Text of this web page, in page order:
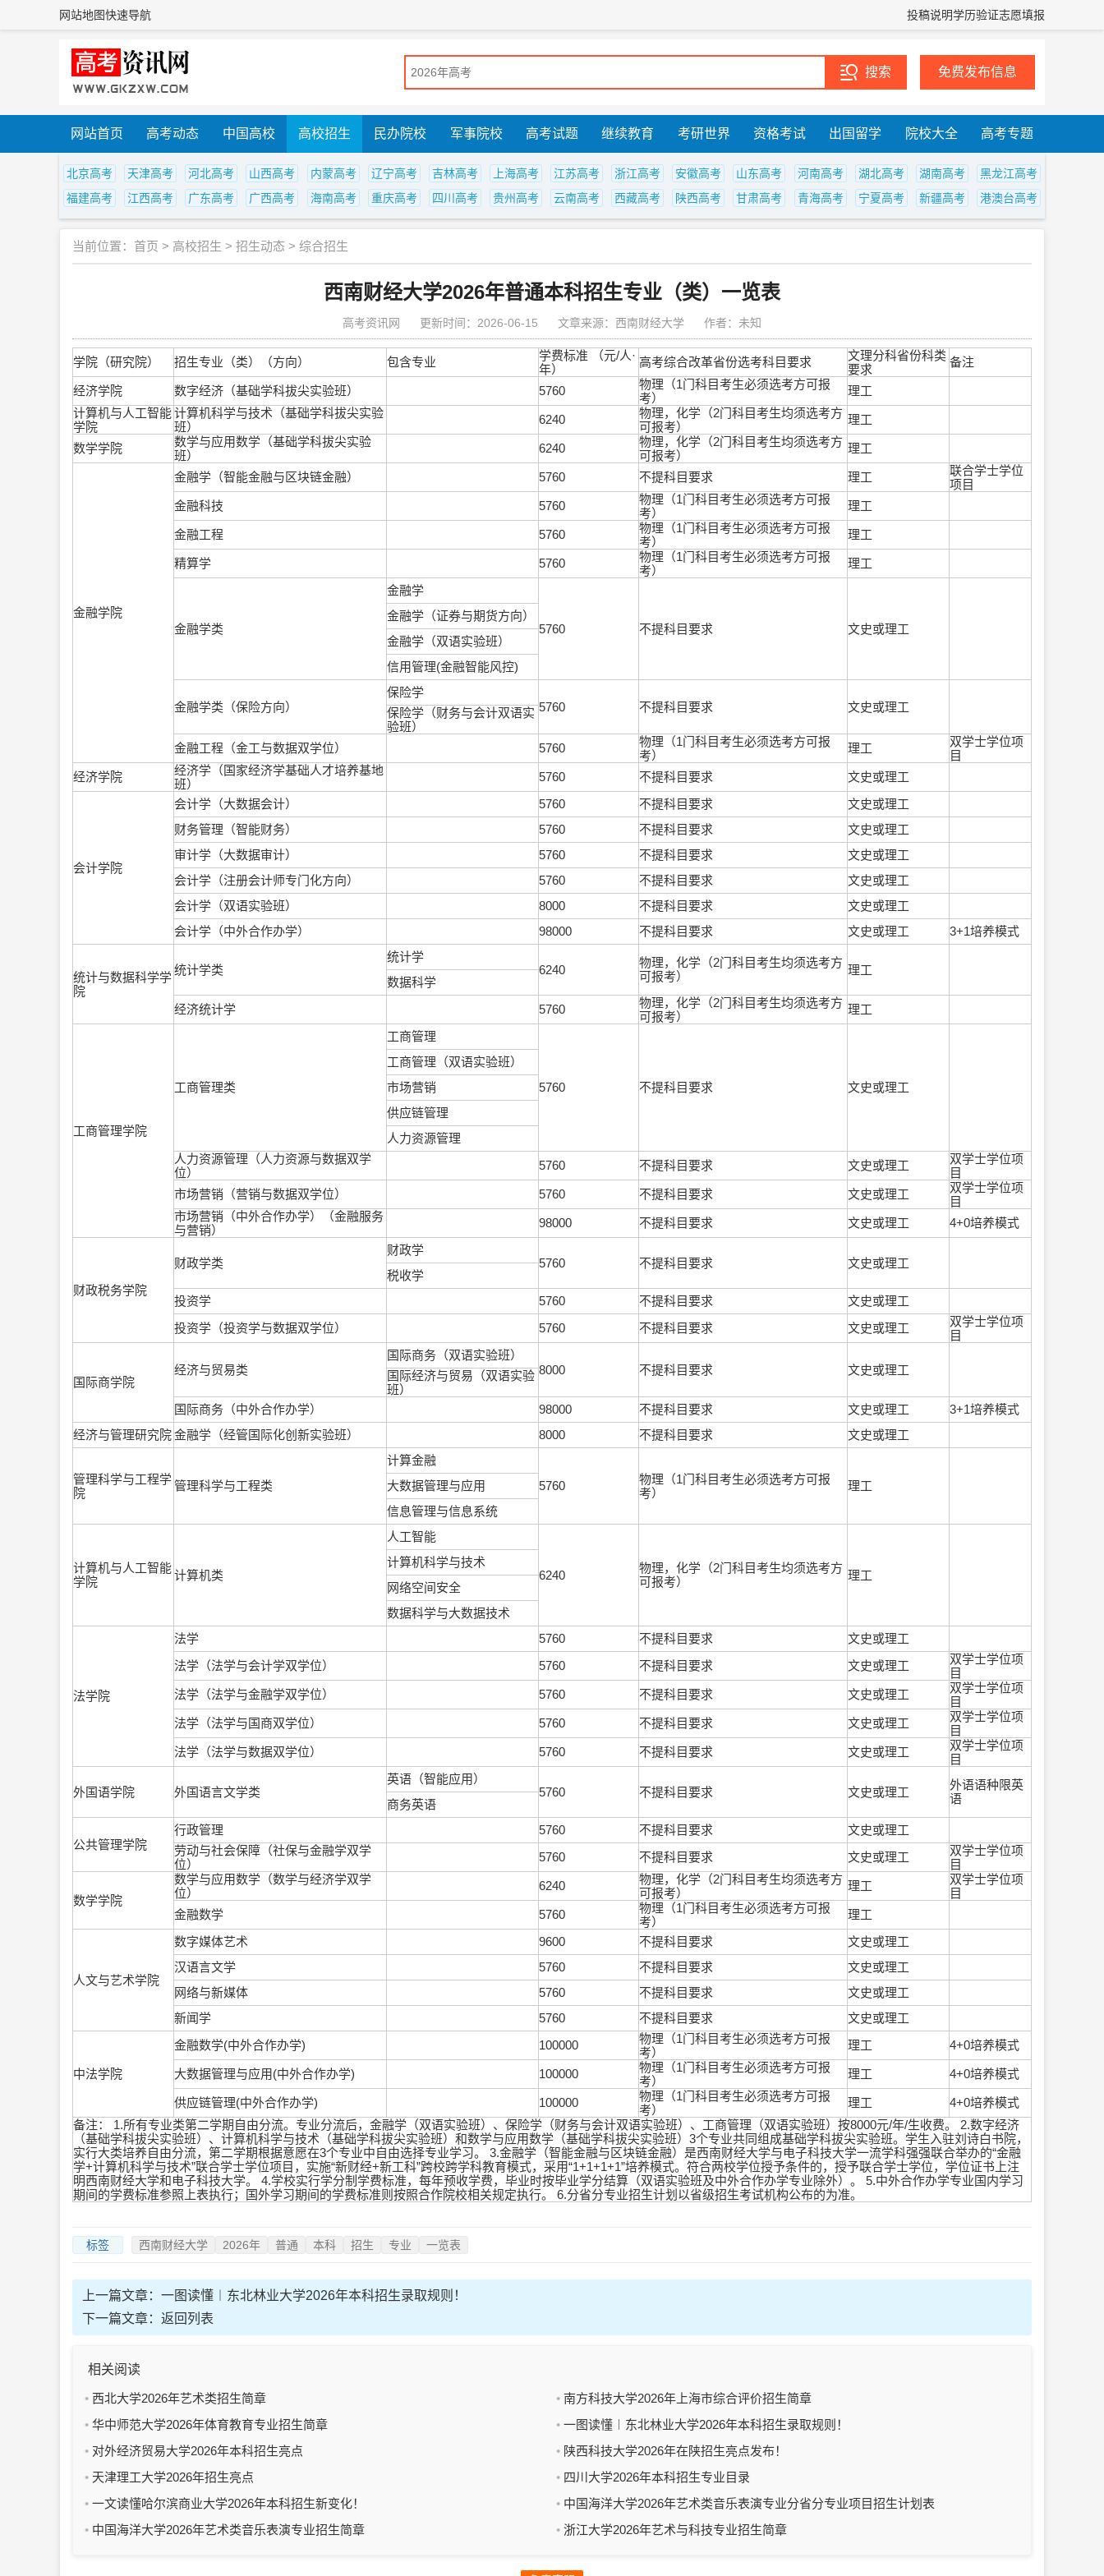
网站地图快速导航 投稿说明学历验证志愿填报
免费发布信息
网站首页 高考动态 中国高校 高校招生 民办院校 军事院校 高考试题 继续教育 考研世界 资格考试 出国留学 院校大全 高考专题
北京高考 天津高考 河北高考 山西高考 内蒙高考 辽宁高考 吉林高考 上海高考 江苏高考 浙江高考 安徽高考 山东高考 河南高考 湖北高考 湖南高考
黑龙江高考
福建高考
江西高考 广东高考 广西高考 海南高考 重庆高考 四川高考 贵州高考 云南高考 西藏高考 陕西高考 甘肃高考 青海高考 宁夏高考 新疆高考 港澳台高考
当前位置： 首页 > 高校招生 > 招生动态 > 综合招生
西南财经大学2026年普通本科招生专业（类）一览表
高考资讯网 更新时间：2026-06-15 文章来源：西南财经大学 作者：未知
学院（研究院） 招生专业（类）（方向） 包含专业
学费标准 （元/人·
年）
高考综合改革省份选考科目要求
文理分科省份科类
要求
备注
经济学院 数字经济（基础学科拔尖实验班） 5760
物理（1门科目考生必须选考方可报
考）
理工
计算机与人工智能
学院
计算机科学与技术（基础学科拔尖实验
班）
6240
物理，化学（2门科目考生均须选考方
可报考）
理工
数学学院
数学与应用数学（基础学科拔尖实验
班）
6240
物理，化学（2门科目考生均须选考方
可报考）
理工
金融学院
金融学（智能金融与区块链金融） 5760 不提科目要求 理工
联合学士学位
项目
金融科技
5760
物理（1门科目考生必须选考方可报
考）
理工
金融工程 5760
物理（1门科目考生必须选考方可报
考）
理工
精算学 5760
物理（1门科目考生必须选考方可报
考）
理工
金融学类
金融学
5760 不提科目要求 文史或理工
金融学（证券与期货方向）
金融学（双语实验班）
信用管理(金融智能风控)
金融学类（保险方向）
保险学
5760
不提科目要求 文史或理工
保险学（财务与会计双语实
验班）
金融工程（金工与数据双学位）
5760
物理（1门科目考生必须选考方可报
考）
理工
双学士学位项
目
经济学院
经济学（国家经济学基础人才培养基地
班）
5760 不提科目要求 文史或理工
会计学院
会计学（大数据会计） 5760 不提科目要求
文史或理工
财务管理（智能财务）
5760 不提科目要求
文史或理工
审计学（大数据审计）
5760 不提科目要求
文史或理工
会计学（注册会计师专门化方向）
5760 不提科目要求
文史或理工
会计学（双语实验班）
8000 不提科目要求
文史或理工
会计学（中外合作办学）
98000 不提科目要求 文史或理工 3+1培养模式
统计与数据科学学
院
统计学类
统计学
6240
物理，化学（2门科目考生均须选考方
可报考）
理工
数据科学
经济统计学
5760
物理，化学（2门科目考生均须选考方
可报考）
理工
工商管理学院
工商管理类
工商管理
5760 不提科目要求 文史或理工
工商管理（双语实验班）
市场营销
供应链管理
人力资源管理
人力资源管理（人力资源与数据双学
位）
5760 不提科目要求 文史或理工
双学士学位项
目
市场营销（营销与数据双学位）
5760 不提科目要求 文史或理工
双学士学位项
目
市场营销（中外合作办学）（金融服务
与营销）
98000 不提科目要求 文史或理工 4+0培养模式
财政税务学院
财政学类
财政学
5760
不提科目要求
文史或理工
税收学
投资学
5760 不提科目要求
文史或理工
投资学（投资学与数据双学位）
5760 不提科目要求 文史或理工
双学士学位项
目
国际商学院
经济与贸易类
国际商务（双语实验班）
8000
不提科目要求 文史或理工
国际经济与贸易（双语实验
班）
国际商务（中外合作办学）
98000 不提科目要求 文史或理工
3+1培养模式
经济与管理研究院金融学（经管国际化创新实验班） 8000 不提科目要求 文史或理工
管理科学与工程学
院
管理科学与工程类
计算金融
5760
物理（1门科目考生必须选考方可报
考）
理工
大数据管理与应用
信息管理与信息系统
计算机与人工智能
学院
计算机类
人工智能
6240
物理，化学（2门科目考生均须选考方
可报考）
理工
计算机科学与技术
网络空间安全
数据科学与大数据技术
法学院
法学 5760 不提科目要求
文史或理工
法学（法学与会计学双学位）
5760 不提科目要求 文史或理工
双学士学位项
目
法学（法学与金融学双学位）
5760 不提科目要求 文史或理工
双学士学位项
目
法学（法学与国商双学位）
5760 不提科目要求 文史或理工
双学士学位项
目
法学（法学与数据双学位）
5760 不提科目要求 文史或理工
双学士学位项
目
外国语学院 外国语言文学类
英语（智能应用）
5760
不提科目要求 文史或理工
外语语种限英
语
商务英语
公共管理学院
行政管理 5760 不提科目要求
文史或理工
劳动与社会保障（社保与金融学双学
位）
5760 不提科目要求 文史或理工
双学士学位项
目
数学学院
数学与应用数学（数学与经济学双学
位）
6240
物理，化学（2门科目考生均须选考方
可报考）
理工
双学士学位项
目
金融数学
5760
物理（1门科目考生必须选考方可报
考）
理工
人文与艺术学院
数字媒体艺术 9600 不提科目要求
文史或理工
汉语言文学
5760 不提科目要求
文史或理工
网络与新媒体
5760 不提科目要求
文史或理工
新闻学
5760 不提科目要求 文史或理工
中法学院
金融数学(中外合作办学) 100000
物理（1门科目考生必须选考方可报
考）
理工 4+0培养模式
大数据管理与应用(中外合作办学) 100000
物理（1门科目考生必须选考方可报
考）
理工 4+0培养模式
供应链管理(中外合作办学) 100000
物理（1门科目考生必须选考方可报
考）
理工
4+0培养模式
备注： 1.所有专业类第二学期自由分流。专业分流后，金融学（双语实验班）、保险学（财务与会计双语实验班）、工商管理（双语实验班）按8000元/年/生收费。 2.数字经济
（基础学科拔尖实验班）、计算机科学与技术（基础学科拔尖实验班）和数学与应用数学（基础学科拔尖实验班）3个专业共同组成基础学科拔尖实验班。学生入驻刘诗白书院，
实行大类培养自由分流，第二学期根据意愿在3个专业中自由选择专业学习。 3.金融学（智能金融与区块链金融）是西南财经大学与电子科技大学一流学科强强联合举办的“金融
学+计算机科学与技术”联合学士学位项目，实施“新财经+新工科”跨校跨学科教育模式，采用“1+1+1+1”培养模式。符合两校学位授予条件的，授予联合学士学位，学位证书上注
明西南财经大学和电子科技大学。 4.学校实行学分制学费标准，每年预收学费，毕业时按毕业学分结算（双语实验班及中外合作办学专业除外）。 5.中外合作办学专业国内学习
期间的学费标准参照上表执行；国外学习期间的学费标准则按照合作院校相关规定执行。 6.分省分专业招生计划以省级招生考试机构公布的为准。
标签 西南财经大学 2026年 普通 本科 招生 专业 一览表
上一篇文章： 一图读懂︱东北林业大学2026年本科招生录取规则！
下一篇文章： 返回列表
相关阅读
西北大学2026年艺术类招生简章
南方科技大学2026年上海市综合评价招生简章
华中师范大学2026年体育教育专业招生简章
一图读懂︱东北林业大学2026年本科招生录取规则！
对外经济贸易大学2026年本科招生亮点
陕西科技大学2026年在陕招生亮点发布！
天津理工大学2026年招生亮点
四川大学2026年本科招生专业目录
一文读懂哈尔滨商业大学2026年本科招生新变化！
中国海洋大学2026年艺术类音乐表演专业分省分专业项目招生计划表
中国海洋大学2026年艺术类音乐表演专业招生简章
浙江大学2026年艺术与科技专业招生简章